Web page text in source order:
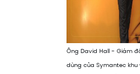
Ông David Hall - Giám
dùng của Symantec khu